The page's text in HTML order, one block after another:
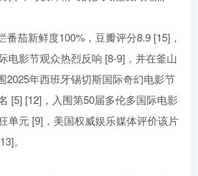
茄新鲜度100%，豆瓣评分8.9 [15]，
电影节观众热烈反响 [8-9]，并在釜山
2025年西班牙锡切斯国际奇幻电影节
[5] [12]，入围第50届多伦多国际电影
单元 [9]，美国权威娱乐媒体评价该片
。